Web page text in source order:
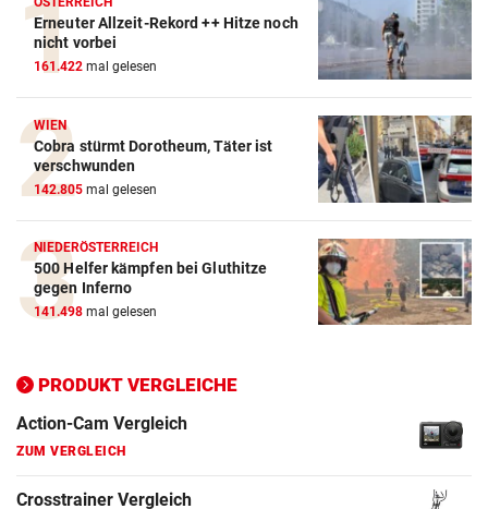
Erneuter Allzeit-Rekord ++ Hitze noch
nicht vorbei
161.422 mal gelesen
WIEN
Cobra stürmt Dorotheum, Täter ist
verschwunden
142.805 mal gelesen
NIEDERÖSTERREICH
500 Helfer kämpfen bei Gluthitze
gegen Inferno
141.498 mal gelesen
PRODUKT VERGLEICHE
Action-Cam Vergleich
ZUM VERGLEICH
Crosstrainer Vergleich